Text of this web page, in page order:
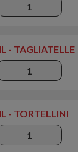
- TAGLIATELLE
- TORTELLINI